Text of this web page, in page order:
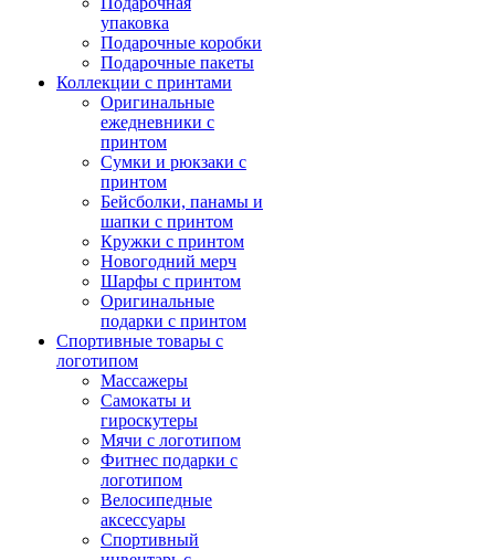
упаковка
Подарочные коробки
Подарочные пакеты
Коллекции с принтами
Оригинальные
ежедневники с
принтом
Сумки и рюкзаки с
принтом
Бейсболки, панамы и
шапки с принтом
Кружки с принтом
Новогодний мерч
Шарфы с принтом
Оригинальные
подарки с принтом
Спортивные товары с
логотипом
Массажеры
Самокаты и
гироскутеры
Мячи с логотипом
Фитнес подарки с
логотипом
Велосипедные
аксессуары
Спортивный